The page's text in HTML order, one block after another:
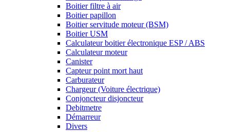
Boitier filtre à air
Boitier papillon
Boitier servitude moteur (BSM)
Boitier USM
Calculateur boitier électronique ESP / ABS
Calculateur moteur
Canister
Capteur point mort haut
Carburateur
Chargeur (Voiture électrique)
Conjoncteur disjoncteur
Debitmetre
Démarreur
Divers